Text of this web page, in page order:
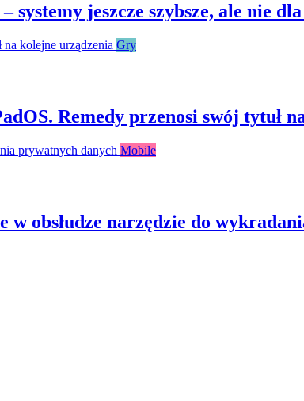
jeszcze szybsze, ale nie
Gry
Remedy przenosi swój tytuł
Mobile
obsłudze narzędzie do